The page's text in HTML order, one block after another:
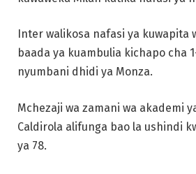
Inter walikosa nafasi ya kuwapita
baada ya kuambulia kichapo cha
nyumbani dhidi ya Monza.
Mchezaji wa zamani wa akademi
Caldirola alifunga bao la ushindi
ya 78.